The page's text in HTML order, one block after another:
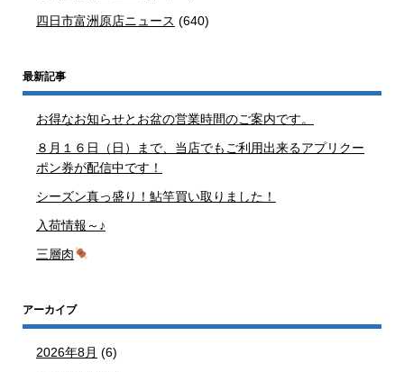
四日市富洲原店ニュース (640)
最新記事
お得なお知らせとお盆の営業時間のご案内です。
８月１６日（日）まで、当店でもご利用出来るアプリクー
ポン券が配信中です！
シーズン真っ盛り！鮎竿買い取りました！
入荷情報～♪
三層肉
アーカイブ
2026年8月 (6)